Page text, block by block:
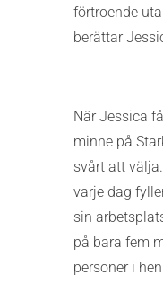
förtroende
berättar
När Jessica
minne på
svårt att
varje dag
sin
på bara fem
personer i